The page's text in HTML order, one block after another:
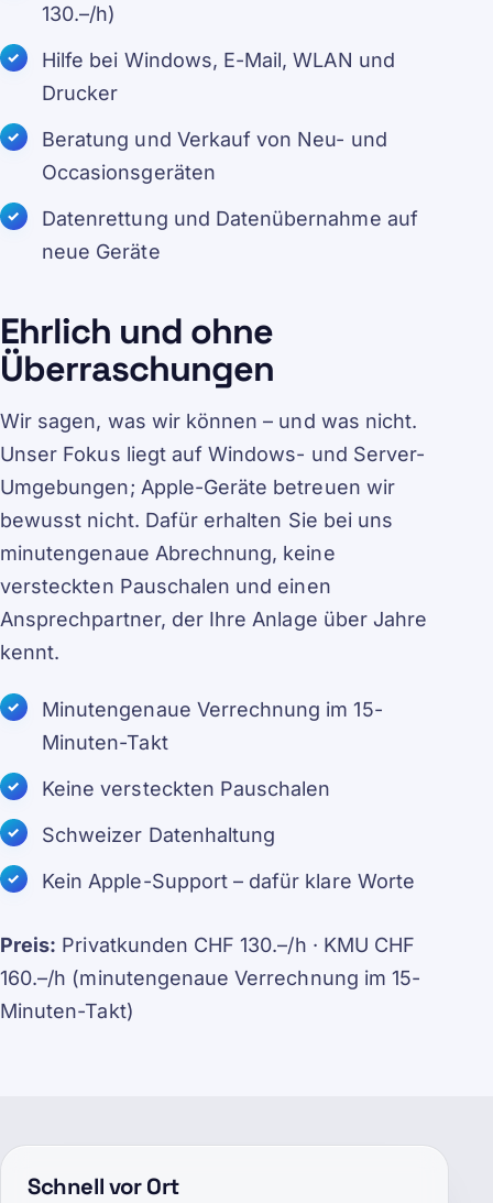
130.–/h)
Hilfe bei Windows, E-Mail, WLAN und
Drucker
Beratung und Verkauf von Neu- und
Occasionsgeräten
Datenrettung und Datenübernahme auf
neue Geräte
Ehrlich und ohne
Überraschungen
Wir sagen, was wir können – und was nicht.
Unser Fokus liegt auf Windows- und Server-
Umgebungen; Apple-Geräte betreuen wir
bewusst nicht. Dafür erhalten Sie bei uns
minutengenaue Abrechnung, keine
versteckten Pauschalen und einen
Ansprechpartner, der Ihre Anlage über Jahre
kennt.
Minutengenaue Verrechnung im 15-
Minuten-Takt
Keine versteckten Pauschalen
Schweizer Datenhaltung
Kein Apple-Support – dafür klare Worte
Preis: Privatkunden CHF 130.–/h · KMU CHF
160.–/h (minutengenaue Verrechnung im 15-
Minuten-Takt)
Schnell vor Ort